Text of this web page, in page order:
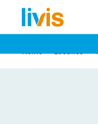
Home Locaties